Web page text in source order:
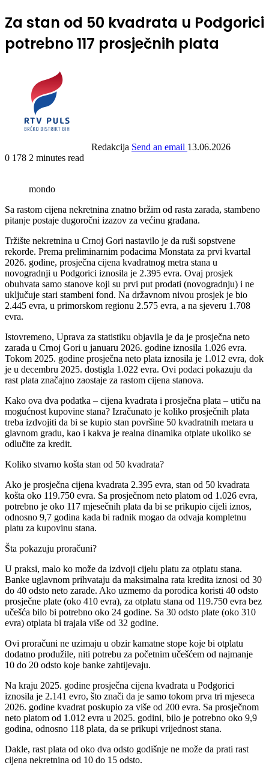
Za stan od 50 kvadrata u Podgorici
potrebno 117 prosječnih plata
Redakcija Send an email 13.06.2026
0 178 2 minutes read
mondo
Sa rastom cijena nekretnina znatno bržim od rasta zarada, stambeno
pitanje postaje dugoročni izazov za većinu građana.
Tržište nekretnina u Crnoj Gori nastavilo je da ruši sopstvene
rekorde. Prema preliminarnim podacima Monstata za prvi kvartal
2026. godine, prosječna cijena kvadratnog metra stana u
novogradnji u Podgorici iznosila je 2.395 evra. Ovaj prosjek
obuhvata samo stanove koji su prvi put prodati (novogradnju) i ne
uključuje stari stambeni fond. Na državnom nivou prosjek je bio
2.445 evra, u primorskom regionu 2.575 evra, a na sjeveru 1.708
evra.
Istovremeno, Uprava za statistiku objavila je da je prosječna neto
zarada u Crnoj Gori u januaru 2026. godine iznosila 1.026 evra.
Tokom 2025. godine prosječna neto plata iznosila je 1.012 evra, dok
je u decembru 2025. dostigla 1.022 evra. Ovi podaci pokazuju da
rast plata značajno zaostaje za rastom cijena stanova.
Kako ova dva podatka – cijena kvadrata i prosječna plata – utiču na
mogućnost kupovine stana? Izračunato je koliko prosječnih plata
treba izdvojiti da bi se kupio stan površine 50 kvadratnih metara u
glavnom gradu, kao i kakva je realna dinamika otplate ukoliko se
odlučite za kredit.
Koliko stvarno košta stan od 50 kvadrata?
Ako je prosječna cijena kvadrata 2.395 evra, stan od 50 kvadrata
košta oko 119.750 evra. Sa prosječnom neto platom od 1.026 evra,
potrebno je oko 117 mjesečnih plata da bi se prikupio cijeli iznos,
odnosno 9,7 godina kada bi radnik mogao da odvaja kompletnu
platu za kupovinu stana.
Šta pokazuju proračuni?
U praksi, malo ko može da izdvoji cijelu platu za otplatu stana.
Banke uglavnom prihvataju da maksimalna rata kredita iznosi od 30
do 40 odsto neto zarade. Ako uzmemo da porodica koristi 40 odsto
prosječne plate (oko 410 evra), za otplatu stana od 119.750 evra bez
učešća bilo bi potrebno oko 24 godine. Sa 30 odsto plate (oko 310
evra) otplata bi trajala više od 32 godine.
Ovi proračuni ne uzimaju u obzir kamatne stope koje bi otplatu
dodatno produžile, niti potrebu za početnim učešćem od najmanje
10 do 20 odsto koje banke zahtijevaju.
Na kraju 2025. godine prosječna cijena kvadrata u Podgorici
iznosila je 2.141 evro, što znači da je samo tokom prva tri mjeseca
2026. godine kvadrat poskupio za više od 200 evra. Sa prosječnom
neto platom od 1.012 evra u 2025. godini, bilo je potrebno oko 9,9
godina, odnosno 118 plata, da se prikupi vrijednost stana.
Dakle, rast plata od oko dva odsto godišnje ne može da prati rast
cijena nekretnina od 10 do 15 odsto.